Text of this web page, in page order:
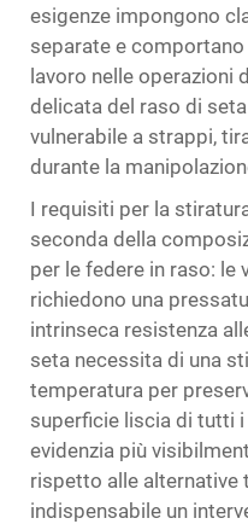
esigenze impongono
separate e
lavoro nelle operazioni
delicata del raso di
vulnerabile a strappi,
durante la
I requisiti per la
seconda della
per le federe in raso: le
richiedono una
intrinseca resistenza
seta necessita di una
temperatura per
superficie liscia di tutti
evidenzia più
rispetto alle alternative
indispensabile un